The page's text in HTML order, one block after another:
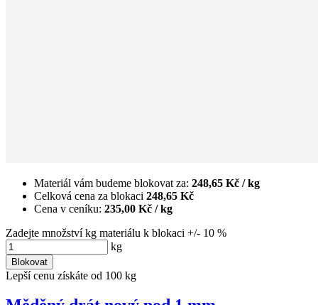
Materiál vám budeme blokovat za: 248,65 Kč / kg
Celková cena za blokaci 248,65 Kč
Cena v ceníku: 235,00 Kč / kg
Zadejte množství kg materiálu k blokaci +/- 10 %
kg
Blokovat
Lepší cenu získáte od 100 kg